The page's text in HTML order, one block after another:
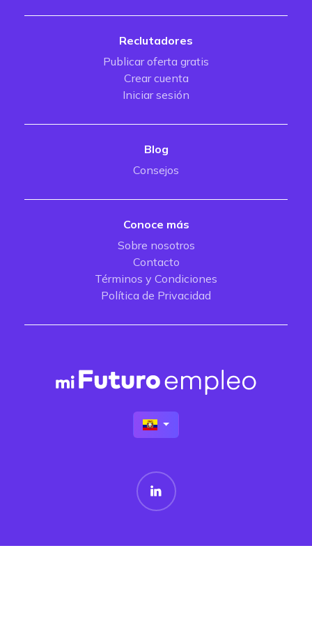
Reclutadores
Publicar oferta gratis
Crear cuenta
Iniciar sesión
Blog
Consejos
Conoce más
Sobre nosotros
Contacto
Términos y Condiciones
Política de Privacidad